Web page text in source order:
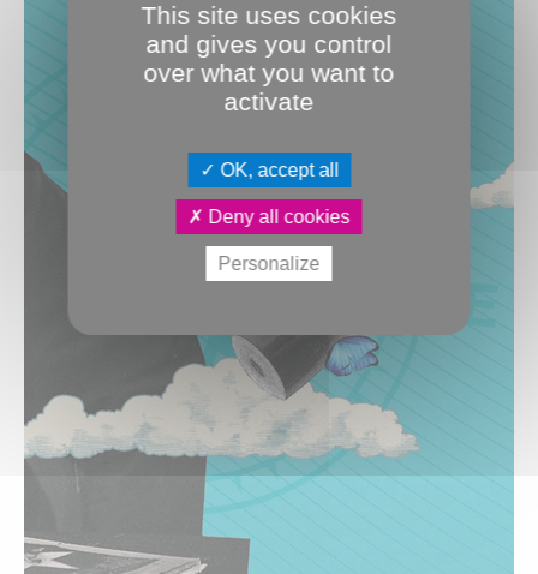
This site uses cookies
and gives you control
over what you want to
activate
OK, accept all
Deny all cookies
Personalize